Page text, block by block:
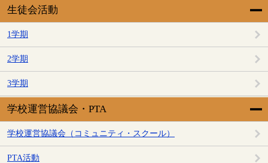
生徒会活動
1学期
2学期
3学期
学校運営協議会・PTA
学校運営協議会（コミュニティ・スクール）
PTA活動